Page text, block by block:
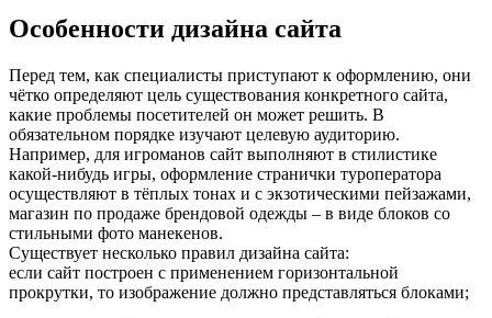
Особенности дизайна сайта
Перед тем, как специалисты приступают к оформлению, они
чётко определяют цель существования конкретного сайта,
какие проблемы посетителей он может решить. В
обязательном порядке изучают целевую аудиторию.
Например, для игроманов сайт выполняют в стилистике
какой-нибудь игры, оформление странички туроператора
осуществляют в тёплых тонах и с экзотическими пейзажами,
магазин по продаже брендовой одежды – в виде блоков со
стильными фото манекенов.
Существует несколько правил дизайна сайта:
если сайт построен с применением горизонтальной
прокрутки, то изображение должно представляться блоками;